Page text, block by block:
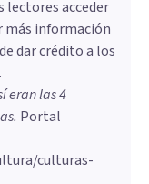
lectores acceder
más información
dar crédito a los
eran las 4
. Portal
culturas-